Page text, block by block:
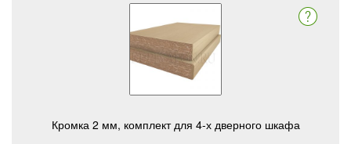
Кромка 2 мм, комплект для 4-х дверного шкафа